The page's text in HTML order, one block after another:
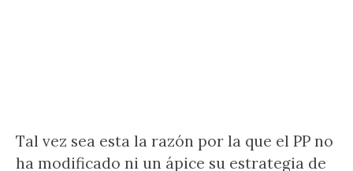
Tal vez sea esta la razón por la que el PP no
ha modificado ni un ápice su estrategia de